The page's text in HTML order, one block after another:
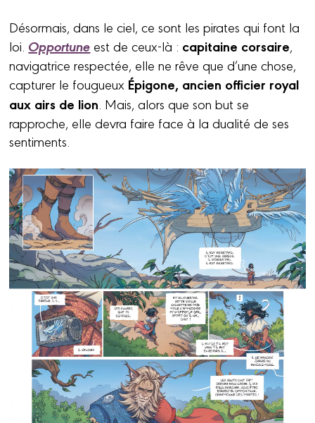
Désormais, dans le ciel, ce sont les pirates qui font la
loi. Opportune est de ceux-là : capitaine corsaire,
navigatrice respectée, elle ne rêve que d’une chose,
capturer le fougueux Épigone, ancien officier royal
aux airs de lion . Mais, alors que son but se
rapproche, elle devra faire face à la dualité de ses
sentiments.